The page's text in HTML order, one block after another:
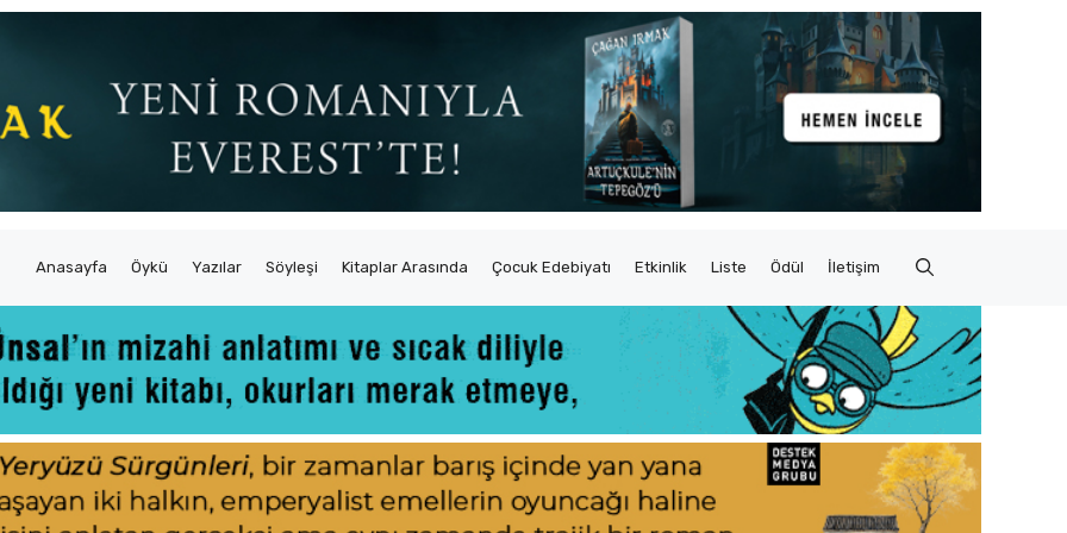
Anasayfa Öykü Yazılar Söyleşi Kitaplar Arasında Çocuk Edebiyatı Etkinlik Liste Ödül İletişim